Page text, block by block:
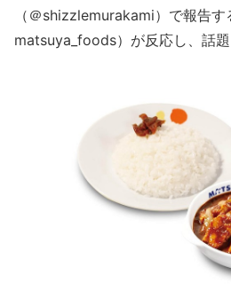
（＠shizzlemurakami）で報告
matsuya_foods）が反応し、話題